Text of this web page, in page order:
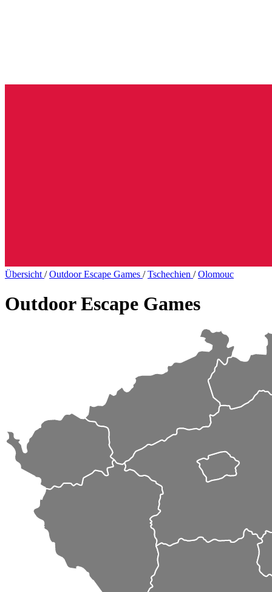
Übersicht / Outdoor Escape Games / Tschechien / Olomouc
Outdoor Escape Games